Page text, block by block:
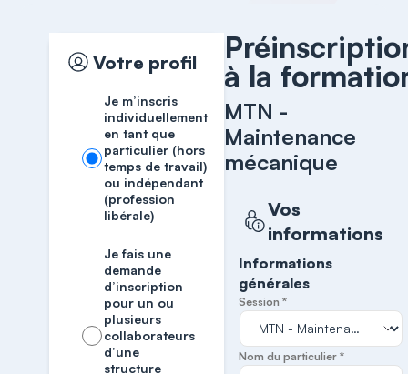
Votre profil
Je m’inscris
individuellement
en tant que
particulier (hors
temps de travail)
ou indépendant
(profession
libérale)
Je fais une
demande
d’inscription
pour un ou
plusieurs
collaborateurs
d’une
structure
à la
MTN -
Maintenance
mécanique
Vos
informations
Informations
générales
Session *
Nom du particulier *